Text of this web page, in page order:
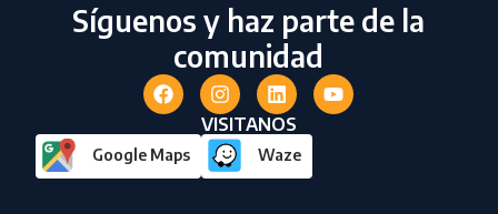
Síguenos y haz parte de la
comunidad
VISITANOS
Google Maps Waze